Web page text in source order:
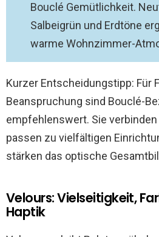
Bouclé Gemütlichkeit.
Salbeigrün und Erdtöne
warme Wohnzimmer-
Kurzer Entscheidungstipp: Für
Beanspruchung sind Bouclé-
empfehlenswert. Sie
passen zu vielfältigen
stärken das optische
Velours: Vielseitigkeit,
Haptik